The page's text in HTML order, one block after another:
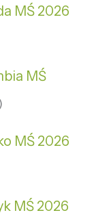
MŚ 2026
MŚ
MŚ 2026
MŚ 2026